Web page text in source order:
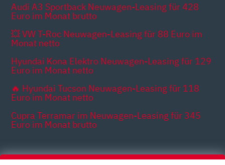
Audi A3 Sportback Neuwagen-Leasing für 428
Euro im Monat brutto
💥 VW T-Roc Neuwagen-Leasing für 88 Euro im
Monat netto
Hyundai Kona Elektro Neuwagen-Leasing für 129
Euro im Monat netto
🔥 Hyundai Tucson Neuwagen-Leasing für 118
Euro im Monat netto
Cupra Terramar im Neuwagen-Leasing für 345
Euro im Monat brutto